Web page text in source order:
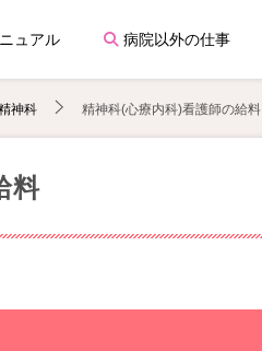
ュアル 病院以外の仕事
神科 精神科(心療内科)看護師の給料
料